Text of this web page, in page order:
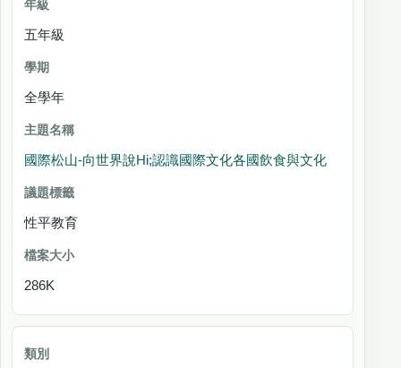
五年級
全學年
國際松山-向世界說Hi;認識國際文化各國飲食與文化
性平教育
286K